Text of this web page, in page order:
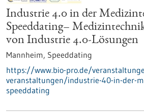
Industrie 4.0 in der
Speeddating–
von Industrie 4.0-Lösungen
Mannheim, Speeddating
https://www.bio-pro.de/
veranstaltungen/industrie-40-in-der-
speeddating